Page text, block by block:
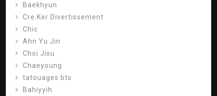
Baekhyun
Cre.Ker Divertissement
Chic
Ahn Yu Jin
Choi Jisu
Chaeyoung
tatouages ​​bts
Bahiyyih